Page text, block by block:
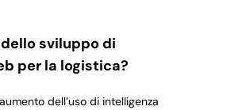
sviluppo di
per la logistica?
dell’uso di intelligenza